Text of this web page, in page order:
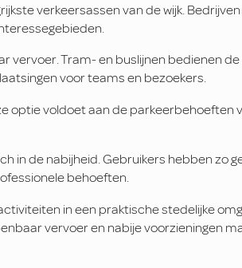
verkeersassen van de wijk.
vervoer. Tram- en buslijnen bedienen
voor teams en bezoekers.
optie voldoet aan de parkeerbehoeften
in de nabijheid. Gebruikers hebben zo
behoeften.
in een praktische stedelijke
vervoer en nabije voorzieningen